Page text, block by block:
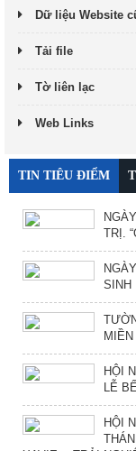
Dữ liệu Website
Tải file
Tờ liên lạc
Web Links
TIN TIÊU ĐIỂM
TRỊ.
SINH
HỘI
LỄ
HỘI